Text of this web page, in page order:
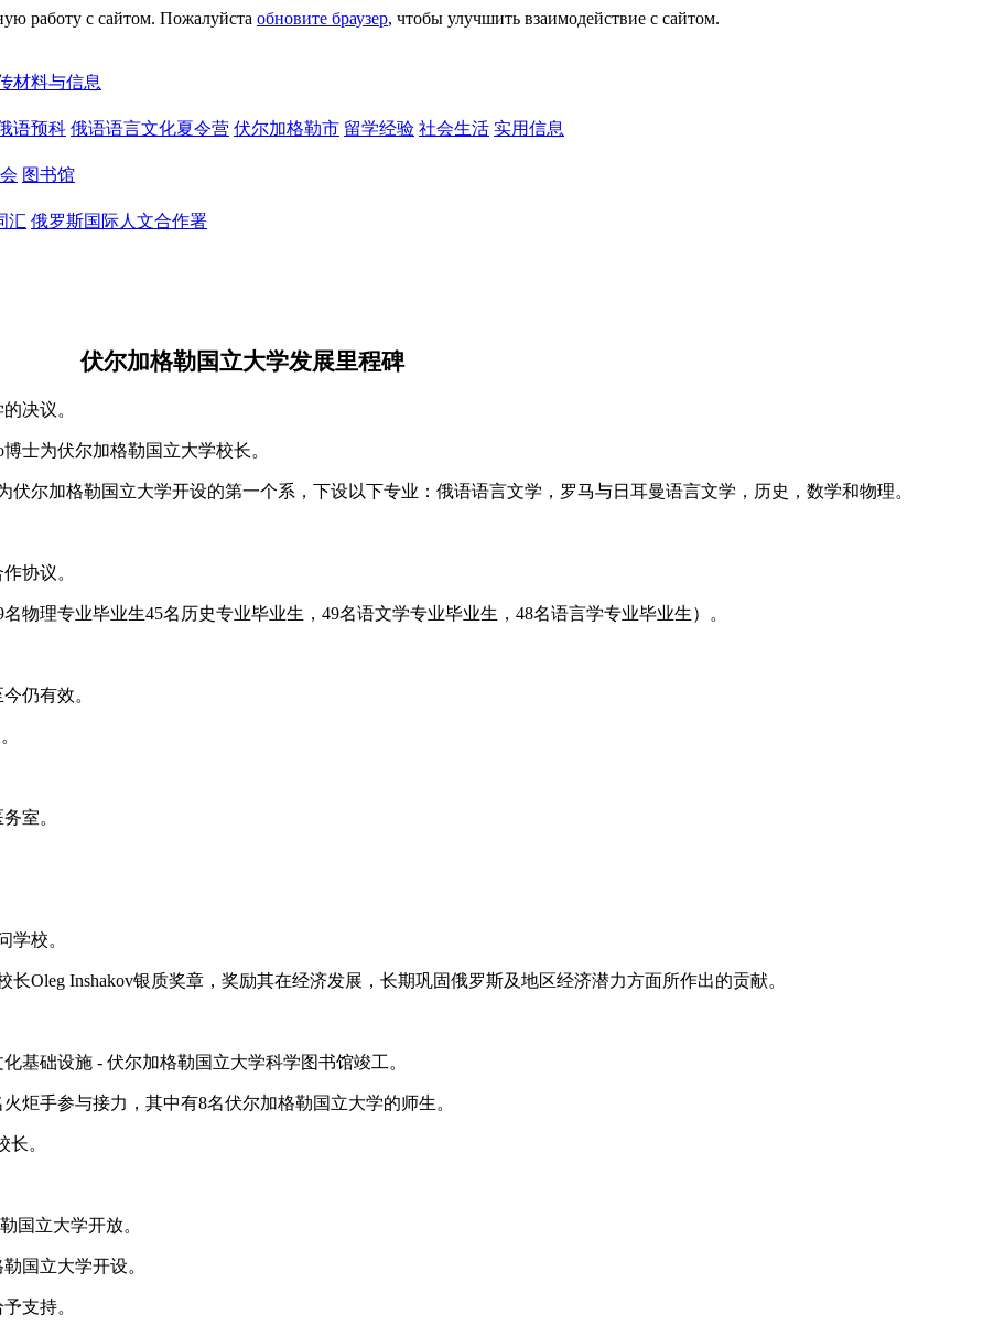
работу с сайтом. Пожалуйста обновите браузер, чтобы улучшить взаимодействие с сайтом.
材料与信息
语预科 俄语语言文化夏令营 伏尔加格勒市 留学经验 社会生活 实用信息
图书馆
汇 俄罗斯国际人文合作署
伏尔加格勒国立大学发展里程碑
决议。
士为伏尔加格勒国立大学校长。
伏尔加格勒国立大学开设的第一个系，下设以下专业：俄语语言文学，罗马与日耳曼语言文学，历史，数学和物理。
协议。
物理专业毕业生45名历史专业毕业生，49名语文学专业毕业生，48名语言学专业毕业生）。
仍有效。
室。
学校。
Oleg Inshakov银质奖章，奖励其在经济发展，长期巩固俄罗斯及地区经济潜力方面所作出的贡献。
基础设施 - 伏尔加格勒国立大学科学图书馆竣工。
炬手参与接力，其中有8名伏尔加格勒国立大学的师生。
长。
国立大学开放。
国立大学开设。
支持。